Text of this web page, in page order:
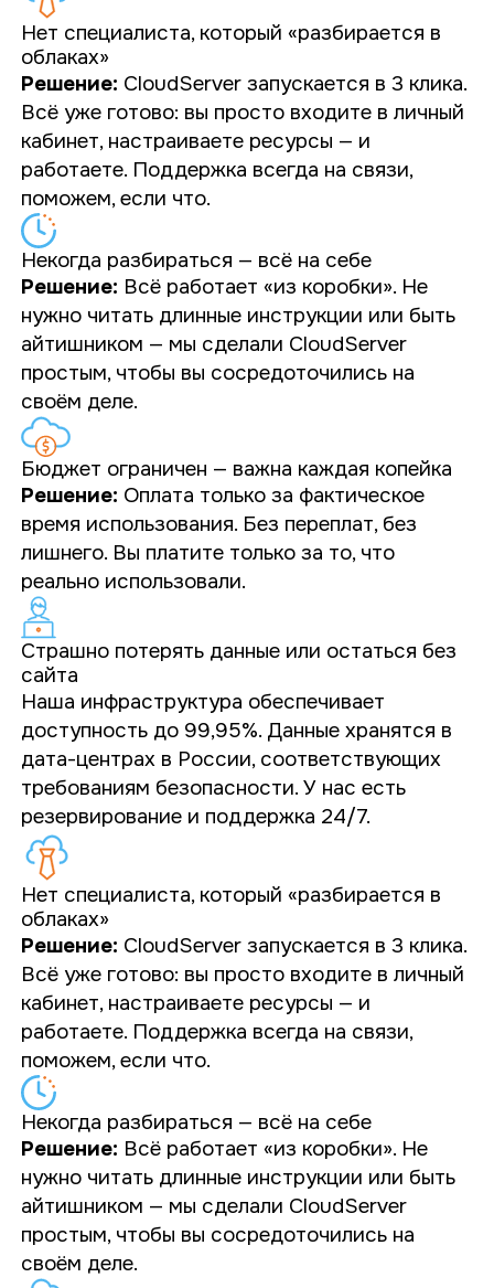
Нет специалиста, который «разбирается в
облаках»
Решение: CloudServer запускается в 3 клика.
Всё уже готово: вы просто входите в личный
кабинет, настраиваете ресурсы — и
работаете. Поддержка всегда на связи,
поможем, если что.
Некогда разбираться — всё на себе
Решение: Всё работает «из коробки». Не
нужно читать длинные инструкции или быть
айтишником — мы сделали CloudServer
простым, чтобы вы сосредоточились на
своём деле.
Бюджет ограничен — важна каждая копейка
Решение: Оплата только за фактическое
время использования. Без переплат, без
лишнего. Вы платите только за то, что
реально использовали.
Страшно потерять данные или остаться без
сайта
Наша инфраструктура обеспечивает
доступность до 99,95%. Данные хранятся в
дата-центрах в России, соответствующих
требованиям безопасности. У нас есть
резервирование и поддержка 24/7.
Нет специалиста, который «разбирается в
облаках»
Решение: CloudServer запускается в 3 клика.
Всё уже готово: вы просто входите в личный
кабинет, настраиваете ресурсы — и
работаете. Поддержка всегда на связи,
поможем, если что.
Некогда разбираться — всё на себе
Решение: Всё работает «из коробки». Не
нужно читать длинные инструкции или быть
айтишником — мы сделали CloudServer
простым, чтобы вы сосредоточились на
своём деле.